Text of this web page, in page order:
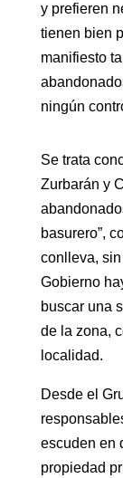
y prefieren
tienen bien
manifiesto
ningún
Se trata
Zurbarán y
basurero”,
conlleva,
Gobierno
buscar una
de la zona,
localidad.
Desde el
escuden en
propiedad